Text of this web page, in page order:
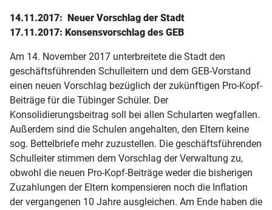
14.11.2017: Neuer Vorschlag der Stadt
17.11.2017: Konsensvorschlag des GEB
Am 14. November 2017 unterbreitete die Stadt den
geschäftsführenden Schulleitern und dem GEB-Vorstand
einen neuen Vorschlag bezüglich der zukünftigen Pro-Kopf-
Beiträge für die Tübinger Schüler. Der
Konsolidierungsbeitrag soll bei allen Schularten wegfallen.
Außerdem sind die Schulen angehalten, den Eltern keine
sog. Bettelbriefe mehr zuzustellen. Die geschäftsführenden
Schulleiter stimmen dem Vorschlag der Verwaltung zu,
obwohl die neuen Pro-Kopf-Beiträge weder die bisherigen
Zuzahlungen der Eltern kompensieren noch die Inflation
der vergangenen 10 Jahre ausgleichen. Am Ende haben die